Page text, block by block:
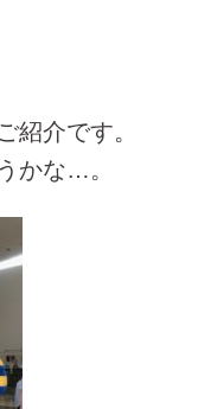
紹介です。
かな…。